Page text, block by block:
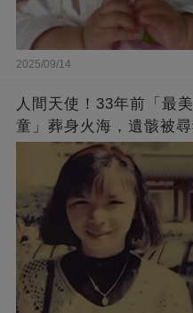
2025/09/14
人間天使！33年前「最
童」葬身火海，遺骸被
崩：真正的英雄不該被遺